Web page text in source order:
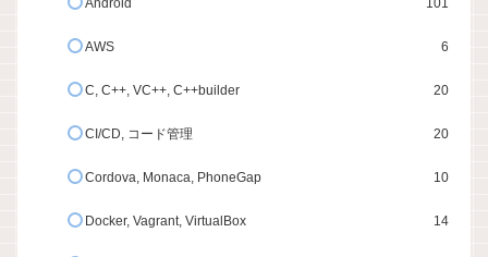
Android 101
AWS 6
C, C++, VC++, C++builder 20
CI/CD, コード管理 20
Cordova, Monaca, PhoneGap 10
Docker, Vagrant, VirtualBox 14